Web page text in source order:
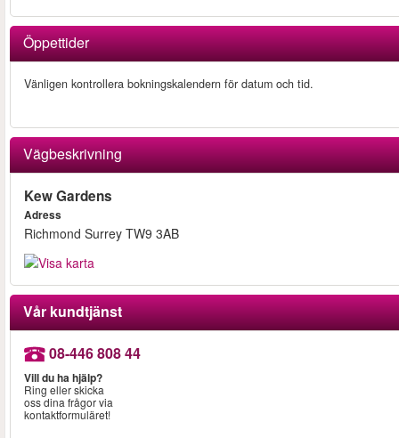
Öppettider
Vänligen kontrollera bokningskalendern för datum och tid.
Vägbeskrivning
Kew Gardens
Adress
Richmond Surrey TW9 3AB
Vår kundtjänst
08-446 808 44
Vill du ha hjälp?
Ring eller skicka
oss dina frågor via
kontaktformuläret!